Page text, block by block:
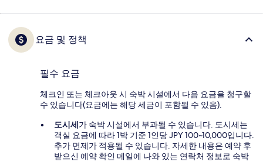
요금 및 정책
필수 요금
체크인 또는 체크아웃 시 숙박 시설에서 다음 요금을 청구할
수 있습니다(요금에는 해당 세금이 포함될 수 있음).
도시세가 숙박 시설에서 부과될 수 있습니다. 도시세는
객실 요금에 따라 1박 기준 1인당 JPY 100~10,000입니다.
추가 면제가 적용될 수 있습니다. 자세한 내용은 예약 후
받으신 예약 확인 메일에 나와 있는 연락처 정보로 숙박